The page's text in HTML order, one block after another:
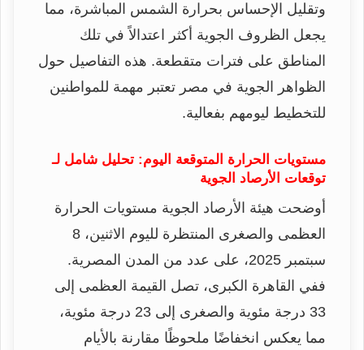
وتقليل الإحساس بحرارة الشمس المباشرة، مما
يجعل الظروف الجوية أكثر اعتدالاً في تلك
المناطق على فترات متقطعة. هذه التفاصيل حول
الظواهر الجوية في مصر تعتبر مهمة للمواطنين
للتخطيط ليومهم بفعالية.
مستويات الحرارة المتوقعة اليوم: تحليل شامل لـ
توقعات الأرصاد الجوية
أوضحت هيئة الأرصاد الجوية مستويات الحرارة
العظمى والصغرى المنتظرة لليوم الاثنين، 8
سبتمبر 2025، على عدد من المدن المصرية.
ففي القاهرة الكبرى، تصل القيمة العظمى إلى
33 درجة مئوية والصغرى إلى 23 درجة مئوية،
مما يعكس انخفاضًا ملحوظًا مقارنة بالأيام